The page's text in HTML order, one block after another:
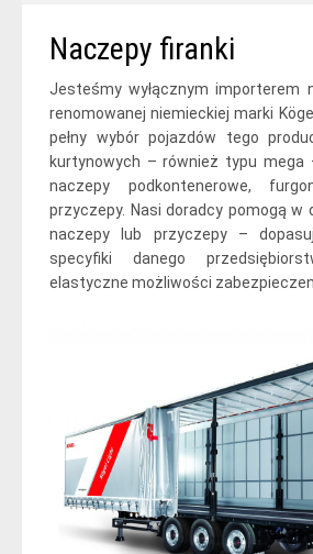
Naczepy firanki
Jesteśmy wyłącznym importerem
renomowanej niemieckiej marki
pełny wybór pojazdów tego
kurtynowych – również typu mega
naczepy podkontenerowe,
przyczepy. Nasi doradcy pomogą w
naczepy lub przyczepy –
specyfiki danego
elastyczne możliwości